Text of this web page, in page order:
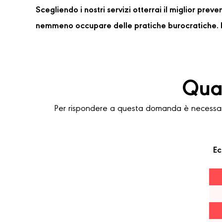
Scegliendo i nostri servizi otterrai il miglior
nemmeno occupare delle pratiche burocratiche.
Per rispondere a questa domanda è